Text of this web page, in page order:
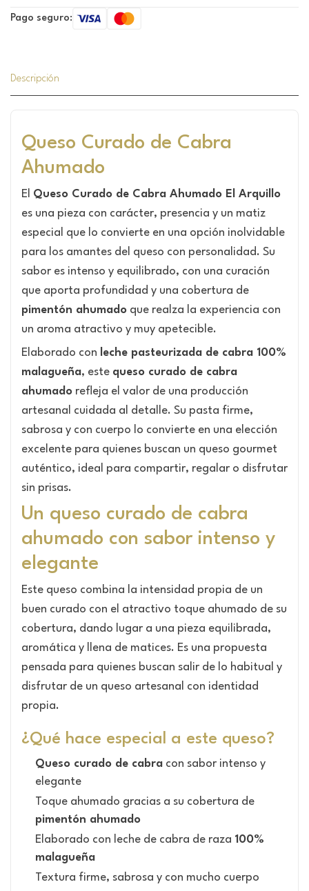
Pago seguro:
Descripción
Queso Curado de Cabra
Ahumado
El Queso Curado de Cabra Ahumado El Arquillo
es una pieza con carácter, presencia y un matiz
especial que lo convierte en una opción inolvidable
para los amantes del queso con personalidad. Su
sabor es intenso y equilibrado, con una curación
que aporta profundidad y una cobertura de
pimentón ahumado que realza la experiencia con
un aroma atractivo y muy apetecible.
Elaborado con leche pasteurizada de cabra 100%
malagueña, este queso curado de cabra
ahumado refleja el valor de una producción
artesanal cuidada al detalle. Su pasta firme,
sabrosa y con cuerpo lo convierte en una elección
excelente para quienes buscan un queso gourmet
auténtico, ideal para compartir, regalar o disfrutar
sin prisas.
Un queso curado de cabra
ahumado con sabor intenso y
elegante
Este queso combina la intensidad propia de un
buen curado con el atractivo toque ahumado de su
cobertura, dando lugar a una pieza equilibrada,
aromática y llena de matices. Es una propuesta
pensada para quienes buscan salir de lo habitual y
disfrutar de un queso artesanal con identidad
propia.
¿Qué hace especial a este queso?
Queso curado de cabra con sabor intenso y
elegante
Toque ahumado gracias a su cobertura de
pimentón ahumado
Elaborado con leche de cabra de raza 100%
malagueña
Textura firme, sabrosa y con mucho cuerpo